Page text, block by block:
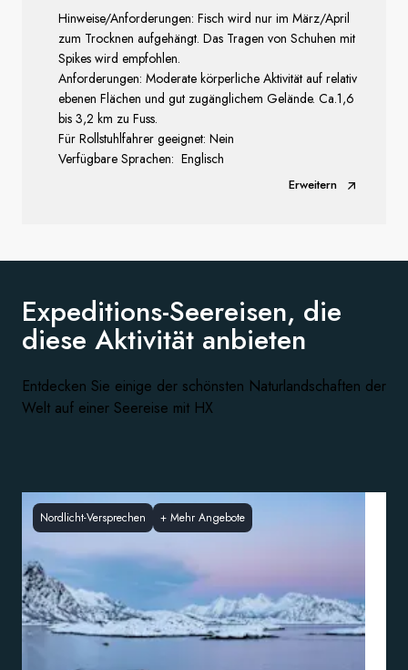
Hinweise/Anforderungen: Fisch wird nur im März/April
zum Trocknen aufgehängt. Das Tragen von Schuhen mit
Spikes wird empfohlen.
Anforderungen: Moderate körperliche Aktivität auf relativ
ebenen Flächen und gut zugänglichem Gelände. Ca.1,6
bis 3,2 km zu Fuss.
Für Rollstuhlfahrer geeignet: Nein
Verfügbare Sprachen: Englisch
Erweitern
Expeditions-Seereisen, die
diese Aktivität anbieten
Entdecken Sie einige der schönsten Naturlandschaften der
Welt auf einer Seereise mit HX
Nordlicht-Versprechen + Mehr Angebote